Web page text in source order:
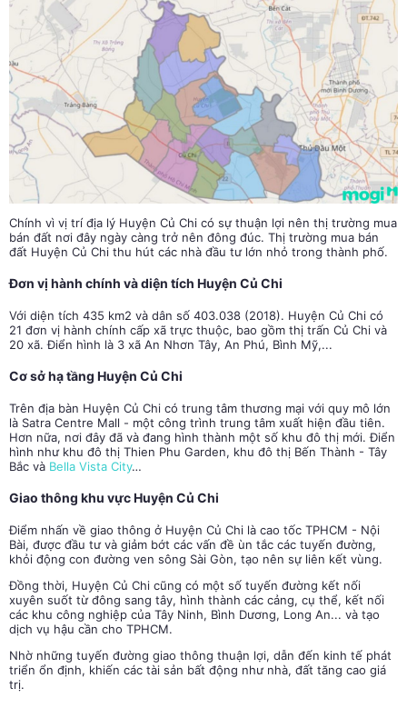
Chính vì vị trí địa lý Huyện Củ Chi có sự thuận lợi nên thị trường mua
bán đất nơi đây ngày càng trở nên đông đúc. Thị trường mua bán
đất Huyện Củ Chi thu hút các nhà đầu tư lớn nhỏ trong thành phố.
Đơn vị hành chính và diện tích Huyện Củ Chi
Với diện tích 435 km2 và dân số 403.038 (2018). Huyện Củ Chi có
21 đơn vị hành chính cấp xã trực thuộc, bao gồm thị trấn Củ Chi và
20 xã. Điển hình là 3 xã An Nhơn Tây, An Phú, Bình Mỹ,...
Cơ sở hạ tầng Huyện Củ Chi
Trên địa bàn Huyện Củ Chi có trung tâm thương mại với quy mô lớn
là Satra Centre Mall - một công trình trung tâm xuất hiện đầu tiên.
Hơn nữa, nơi đây đã và đang hình thành một số khu đô thị mới. Điển
hình như khu đô thị Thien Phu Garden, khu đô thị Bến Thành - Tây
Bắc và Bella Vista City…
Giao thông khu vực Huyện Củ Chi
Điểm nhấn về giao thông ở Huyện Củ Chi là cao tốc TPHCM - Nội
Bài, được đầu tư và giảm bớt các vấn đề ùn tắc các tuyến đường,
khỏi động con đường ven sông Sài Gòn, tạo nên sự liên kết vùng.
Đồng thời, Huyện Củ Chi cũng có một số tuyến đường kết nối
xuyên suốt từ đông sang tây, hình thành các cảng, cụ thể, kết nối
các khu công nghiệp của Tây Ninh, Bình Dương, Long An... và tạo
dịch vụ hậu cần cho TPHCM.
Nhờ những tuyến đường giao thông thuận lợi, dẫn đến kinh tế phát
triển ổn định, khiến các tài sản bất động như nhà, đất tăng cao giá
trị.